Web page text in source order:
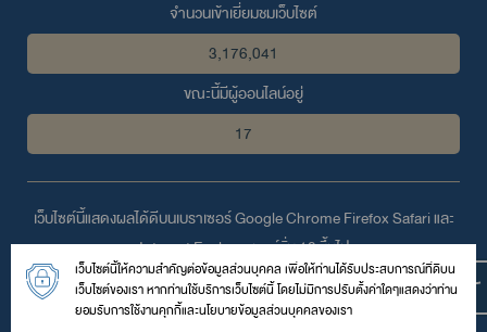
จำนวนเข้าเยี่ยมชมเว็บไซต์
3,176,041
ขณะนี้มีผู้ออนไลน์อยู่
17
เว็บไซต์นี้แสดงผลได้ดีบนเบราเซอร์Google ChromeFirefoxSafariและ
Internet Explorerเวอร์ชั่น 10 ขึ้นไป
© 2559 สงวนลิขสิทธิ์ตามพระราชบัญญัติลิขสิทธิ์โดย สำนักงานสิ่ง
แวดล้อมและควบคุมมลพิษที่ 8
เว็บไซต์นี้ให้ความสำคัญต่อข้อมูลส่วนบุคคล เพื่อให้ท่านได้รับประสบการณ์ที่ดีบน
เว็บไซต์ของเรา หากท่านใช้บริการเว็บไซต์นี้ โดยไม่มีการปรับตั้งค่าใดๆแสดงว่าท่าน
ยอมรับการใช้งานคุกกี้และนโยบายข้อมูลส่วนบุคคลของเรา